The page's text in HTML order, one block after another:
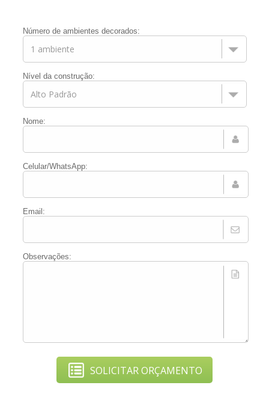
Número de ambientes decorados:
Nível da construção:
Nome:
Celular/WhatsApp:
Email:
Observações:
SOLICITAR ORÇAMENTO